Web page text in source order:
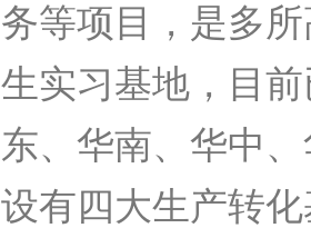
务等项目，是多
生实习基地，目
东、华南、华中
设有四大生产转